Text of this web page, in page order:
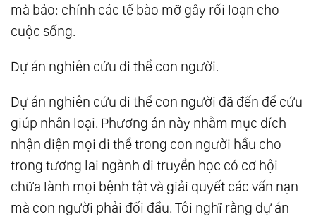
mà bảo: chính các tế bào mỡ gây rối loạn cho
cuộc sống.
Dự án nghiên cứu di thể con người.
Dự án nghiên cứu di thể con người đã đến để cứu
giúp nhân loại. Phương án này nhằm mục đích
nhận diện mọi di thể trong con người hầu cho
trong tương lai ngành di truyền học có cơ hội
chữa lành mọi bệnh tật và giải quyết các vấn nạn
mà con người phải đối đầu. Tôi nghĩ rằng dự án